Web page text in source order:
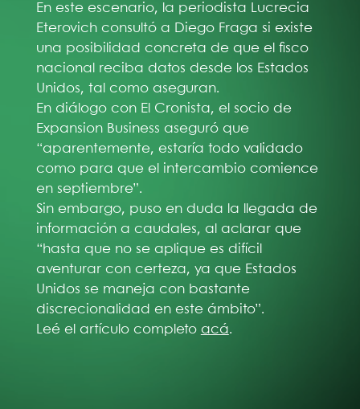
En este escenario, la periodista Lucrecia
Eterovich consultó a Diego Fraga si existe
una posibilidad concreta de que el fisco
nacional reciba datos desde los Estados
Unidos, tal como aseguran.
En diálogo con El Cronista, el socio de
Expansion Business aseguró que
“aparentemente, estaría todo validado
como para que el intercambio comience
en septiembre”.
Sin embargo, puso en duda la llegada de
información a caudales, al aclarar que
“hasta que no se aplique es difícil
aventurar con certeza, ya que Estados
Unidos se maneja con bastante
discrecionalidad en este ámbito”.
Leé el artículo completo acá.